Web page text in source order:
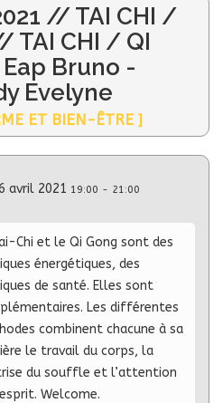
// TAI CHI /
TAI CHI / QI
Bruno -
Evelyne
ET BIEN-ÊTRE ]
avril 2021 19:00 - 21:00
Chi et le Qi Gong sont des
énergétiques, des
de santé. Elles sont
Les différentes
combinent chacune à sa
le travail du corps, la
du souffle et l’attention
Welcome.